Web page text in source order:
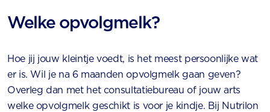
Welke opvolgmelk?
Hoe jij jouw kleintje voedt, is het meest persoonlijke wat
er is. Wil je na 6 maanden opvolgmelk gaan geven?
Overleg dan met het consultatiebureau of jouw arts
welke opvolgmelk geschikt is voor je kindje. Bij Nutrilon